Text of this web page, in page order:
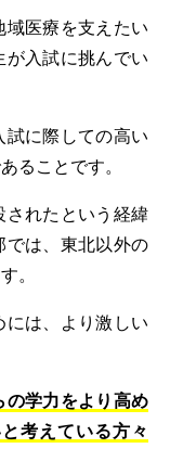
医療を支えたい
入試に挑んでい
に際しての高い
ることです。
れたという経緯
では、東北以外の
。
は、より激しい
の学力をより高め
考えている方々